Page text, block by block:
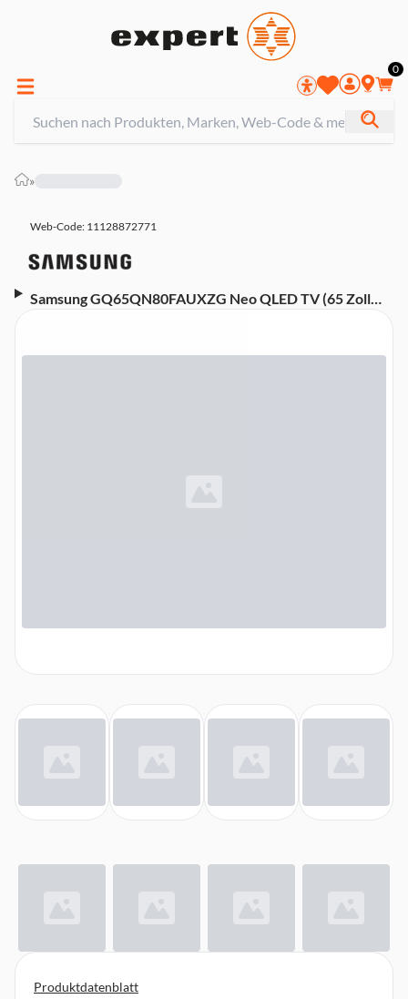
0
»
Web-Code: 11128872771
Samsung GQ65QN80FAUXZG Neo QLED TV (65 Zoll
Dolby Atmos, Tizen OS, 100 Hz)
Produktdatenblatt